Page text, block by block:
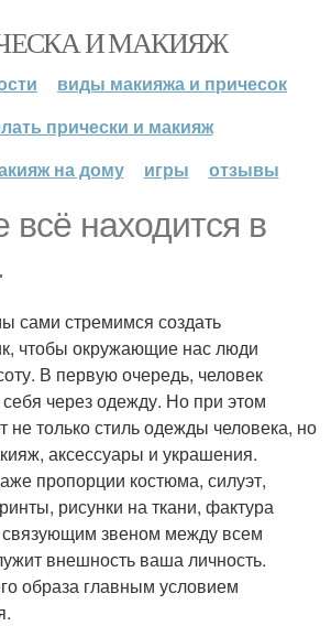
И МАКИЯЖ
виды макияжа и причесок
прически и макияж
на дому
игры отзывы
всё находится в
сами стремимся создать
чтобы окружающие нас люди
В первую очередь, человек
через одежду. Но при этом
не только стиль одежды человека, но
аксессуары и украшения.
пропорции костюма, силуэт,
рисунки на ткани, фактура
связующим звеном между всем
внешность ваша личность.
образа главным условием